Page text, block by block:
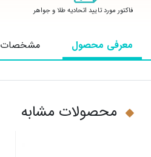
فاکتور مورد تایید اتحادیه طلا و جواهر
معرفی محصول مشخصات
محصولات مشابه